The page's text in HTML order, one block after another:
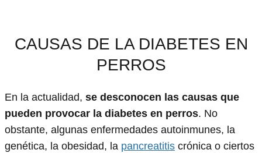
CAUSAS DE LA DIABETES EN
PERROS
En la actualidad, se desconocen las causas que
pueden provocar la diabetes en perros. No
obstante, algunas enfermedades autoinmunes, la
genética, la obesidad, la pancreatitis crónica o ciertos